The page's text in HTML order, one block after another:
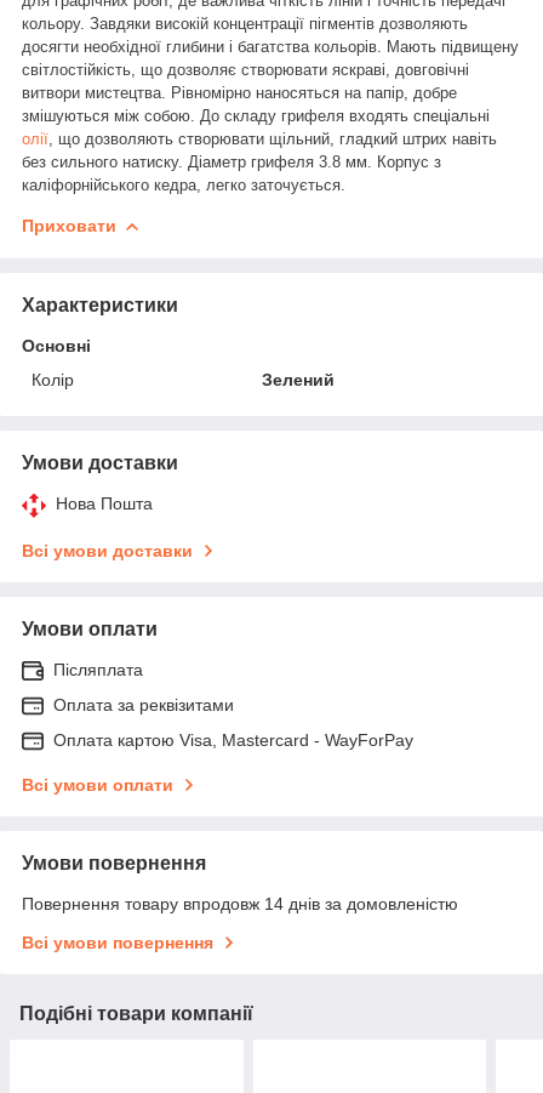
кольору. Завдяки високій концентрації пігментів дозволяють
досягти необхідної глибини і багатства кольорів. Мають підвищену
світлостійкість, що дозволяє створювати яскраві, довговічні
витвори мистецтва. Рівномірно наносяться на папір, добре
змішуються між собою. До складу грифеля входять спеціальні
олії , що дозволяють створювати щільний, гладкий штрих навіть
без сильного натиску. Діаметр грифеля 3.8 мм. Корпус з
каліфорнійського кедра, легко заточується.
Приховати
Характеристики
Основні
Колір
Зелений
Умови доставки
Нова Пошта
Всі умови доставки
Умови оплати
Післяплата
Оплата за реквізитами
Оплата картою Visa, Mastercard - WayForPay
Всі умови оплати
Умови повернення
Повернення товару впродовж 14 днів за домовленістю
Всі умови повернення
Подібні товари компанії